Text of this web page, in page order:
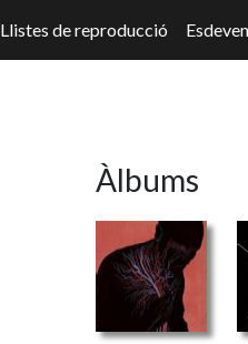
Llistes de reproducció
Àlbums